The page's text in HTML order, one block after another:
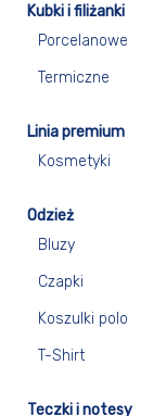
Kubki i filiżanki
Porcelanowe
Termiczne
Linia premium
Kosmetyki
Odzież
Bluzy
Czapki
Koszulki polo
T-Shirt
Teczki i notesy